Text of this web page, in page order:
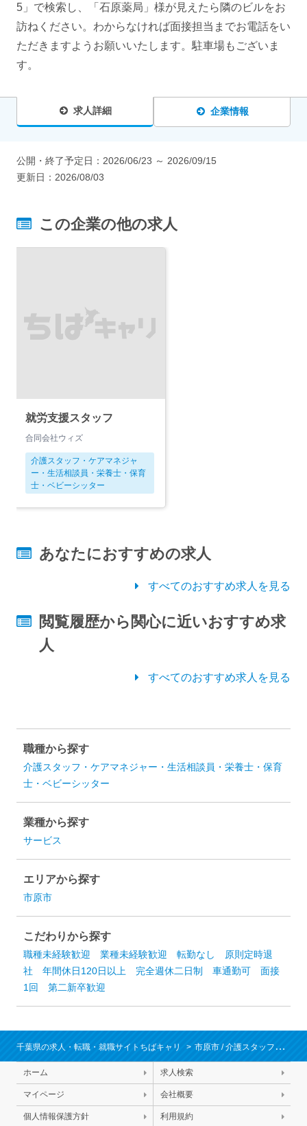
5」で検索し、「石原薬局」様が見えたら隣のビルをお
訪ねください。わからなければ面接担当までお電話をい
ただきますようお願いいたします。駐車場もございま
す。
求人詳細 企業情報
公開・終了予定日： 2026/06/23 ～ 2026/09/15
更新日： 2026/08/03
この企業の他の求人
就労支援スタッフ
合同会社ウィズ
介護スタッフ・ケアマネジャ
ー・生活相談員・栄養士・保育
士・ベビーシッター
あなたにおすすめの求人
すべてのおすすめ求人を見る
閲覧履歴から関心に近いおすすめ求
人
すべてのおすすめ求人を見る
職種から探す
介護スタッフ・ケアマネジャー・生活相談員・栄養士・保育
士・ベビーシッター
業種から探す
サービス
エリアから探す
市原市
こだわりから探す
職種未経験歓迎 業種未経験歓迎 転勤なし
原則定時退
社
年間休日120日以上 完全週休二日制 車通勤可
面接
1回
第二新卒歓迎
千葉県の求人・転職・就職サイトちばキャリ 市原市/介護スタッフ・ケアマネジャー・生活相談員・栄養士・保育士・ベビーシッター
ホーム 求人検索
マイページ 会社概要
個人情報保護方針 利用規約